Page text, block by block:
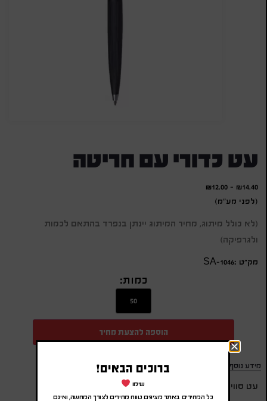
עט כדורי עם חריטה
₪14.40
-
₪12.00
(לפני מע"מ)
(לא כולל מיתוג, מחיר המיתוג יינתן בנפרד בהתאם לכמות
ולגרפיקה)
מק״ט :SA-1046
כמות:
הוספה להצעת מחיר
מידע נוסף
עט סוויס ביזנס קרמי כדורי
ברוכים הבאים!
שימו
כל המחירים באתר מציגים טווח מחירים לצורך המחשה, ואינם